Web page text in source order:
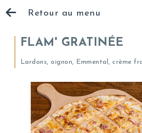
Retour au menu
FLAM' GRATINÉE
Lardons, oignon, Emmental, crème